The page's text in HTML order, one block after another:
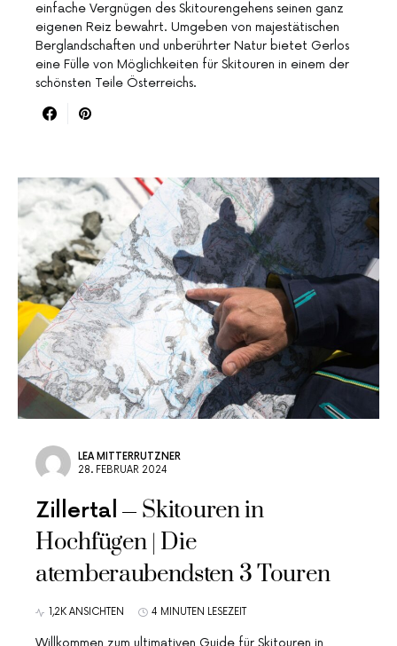
einfache Vergnügen des Skitourengehens seinen ganz
eigenen Reiz bewahrt. Umgeben von majestätischen
Berglandschaften und unberührter Natur bietet Gerlos
eine Fülle von Möglichkeiten für Skitouren in einem der
schönsten Teile Österreichs.
LEA MITTERRUTZNER
28. FEBRUAR 2024
Zillertal
Skitouren in
Hochfügen | Die
atemberaubendsten 3 Touren
1,2K ANSICHTEN 4 MINUTEN LESEZEIT